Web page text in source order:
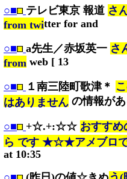
○■ テレビ東京 報道 さ
from twitter for and
○■ a先生／赤坂英一 さ
from web [ 13
○■ １南三陸町歌津＊
はありません の情報が
○■ +☆.+:☆☆ おすすめ
ら です ★☆★アメブロ
at 10:35